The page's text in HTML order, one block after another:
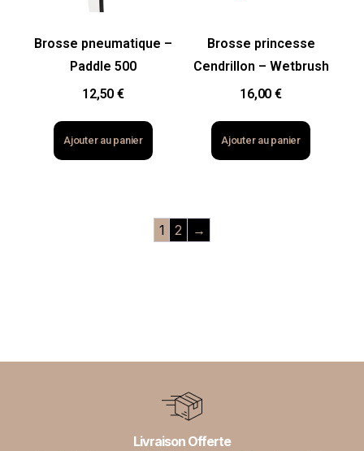
Brosse pneumatique –
Paddle 500
12,50 €
Ajouter au panier
Brosse princesse
Cendrillon – Wetbrush
16,00 €
Ajouter au panier
1 2 →
Livraison Offerte